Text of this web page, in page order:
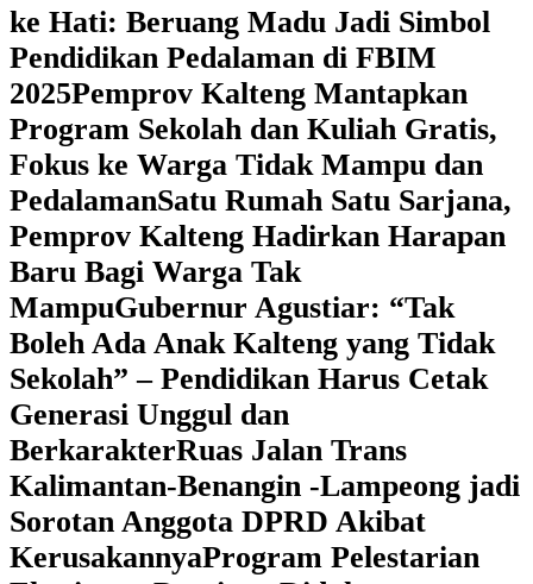
ke Hati: Beruang Madu Jadi Simbol
Pendidikan Pedalaman di FBIM
2025‎Pemprov Kalteng Mantapkan
Program Sekolah dan Kuliah Gratis,
Fokus ke Warga Tidak Mampu dan
Pedalaman‎Satu Rumah Satu Sarjana,
Pemprov Kalteng Hadirkan Harapan
Baru Bagi Warga Tak
Mampu‎Gubernur Agustiar: “Tak
Boleh Ada Anak Kalteng yang Tidak
Sekolah” – Pendidikan Harus Cetak
Generasi Unggul dan
BerkarakterRuas Jalan Trans
Kalimantan-Benangin -Lampeong jadi
Sorotan Anggota DPRD Akibat
KerusakannyaProgram Pelestarian